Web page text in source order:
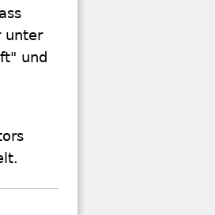
unter
und